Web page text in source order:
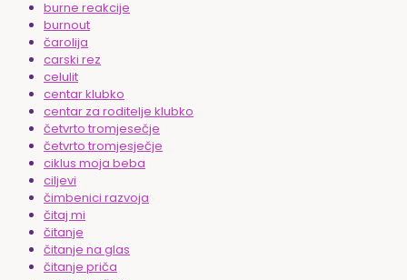
burne reakcije
burnout
čarolija
carski rez
celulit
centar klubko
centar za roditelje klubko
četvrto tromjesečje
četvrto tromjesječje
ciklus moja beba
ciljevi
čimbenici razvoja
čitaj mi
čitanje
čitanje na glas
čitanje priča